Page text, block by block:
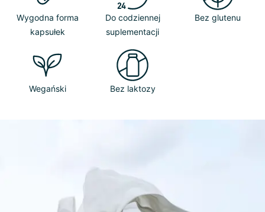
Wygodna forma
kapsułek
Do codziennej
suplementacji
Bez glutenu
Wegański Bez laktozy